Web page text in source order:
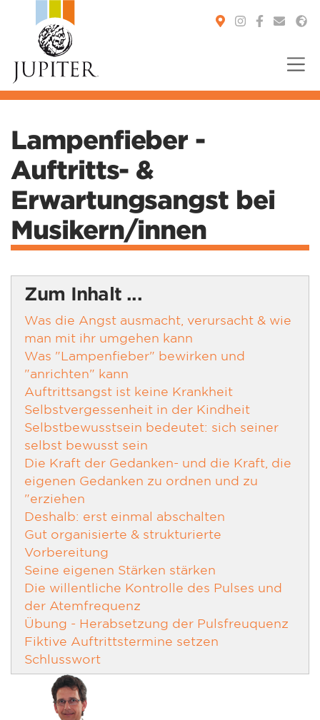
Lampenfieber -
Auftritts- &
Erwartungsangst bei
Musikern/innen
Zum Inhalt ...
Was die Angst ausmacht, verursacht & wie
man mit ihr umgehen kann
Was "Lampenfieber" bewirken und
"anrichten" kann
Auftrittsangst ist keine Krankheit
Selbstvergessenheit in der Kindheit
Selbstbewusstsein bedeutet: sich seiner
selbst bewusst sein
Die Kraft der Gedanken- und die Kraft, die
eigenen Gedanken zu ordnen und zu
"erziehen
Deshalb: erst einmal abschalten
Gut organisierte & strukturierte
Vorbereitung
Seine eigenen Stärken stärken
Die willentliche Kontrolle des Pulses und
der Atemfrequenz
Übung - Herabsetzung der Pulsfreuquenz
Fiktive Auftrittstermine setzen
Schlusswort